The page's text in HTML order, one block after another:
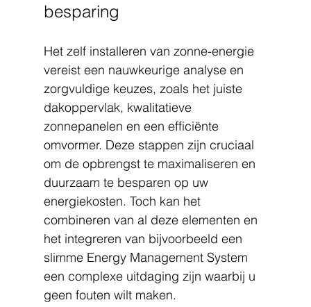
besparing
Het zelf installeren van zonne-energie
vereist een nauwkeurige analyse en
zorgvuldige keuzes, zoals het juiste
dakoppervlak, kwalitatieve
zonnepanelen en een efficiënte
omvormer. Deze stappen zijn cruciaal
om de opbrengst te maximaliseren en
duurzaam te besparen op uw
energiekosten. Toch kan het
combineren van al deze elementen en
het integreren van bijvoorbeeld een
slimme Energy Management System
een complexe uitdaging zijn waarbij u
geen fouten wilt maken.